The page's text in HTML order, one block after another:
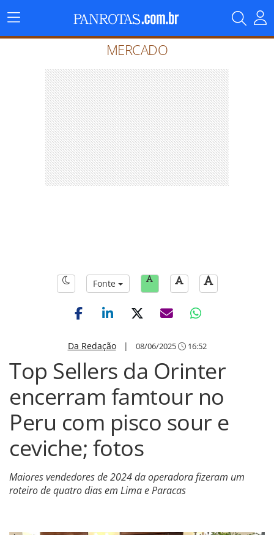
Menu
Principal
MERCADO
Fonte
Da Redação| 08/06/2025 16:52
Top Sellers da Orinter
encerram famtour no
Peru com pisco sour e
ceviche; fotos
Maiores vendedores de 2024 da operadora fizeram um
roteiro de quatro dias em Lima e Paracas